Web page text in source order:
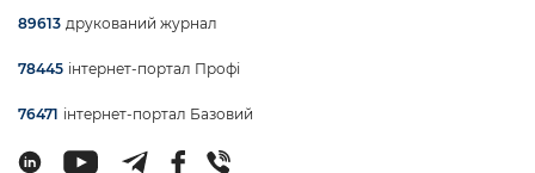
89613 друкований журнал
78445 інтернет-портал Профі
76471 інтернет-портал Базовий